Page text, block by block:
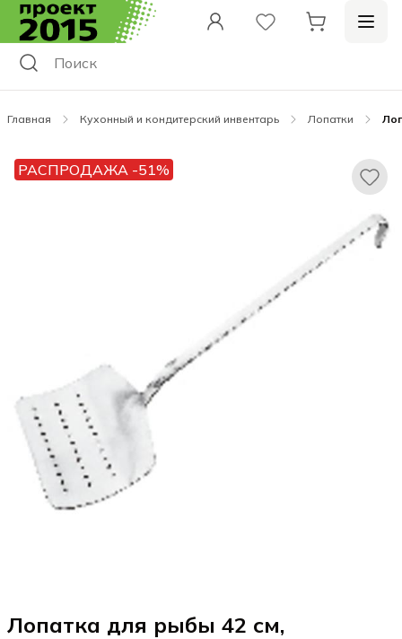
Главная Кухонный и кондитерский инвентарь Лопатки
РАСПРОДАЖА -51%
Лопатка для рыбы 42 см,